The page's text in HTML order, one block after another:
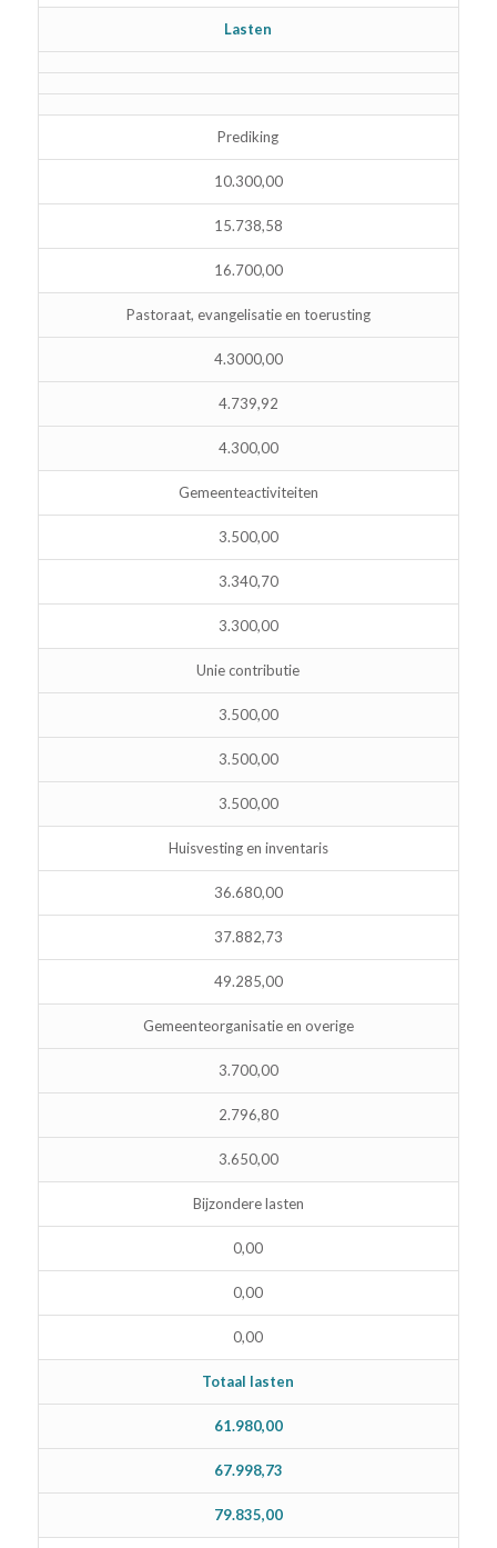
Lasten
Prediking
10.300,00
15.738,58
16.700,00
Pastoraat, evangelisatie en toerusting
4.3000,00
4.739,92
4.300,00
Gemeenteactiviteiten
3.500,00
3.340,70
3.300,00
Unie contributie
3.500,00
3.500,00
3.500,00
Huisvesting en inventaris
36.680,00
37.882,73
49.285,00
Gemeenteorganisatie en overige
3.700,00
2.796,80
3.650,00
Bijzondere lasten
0,00
0,00
0,00
Totaal lasten
61.980,00
67.998,73
79.835,00